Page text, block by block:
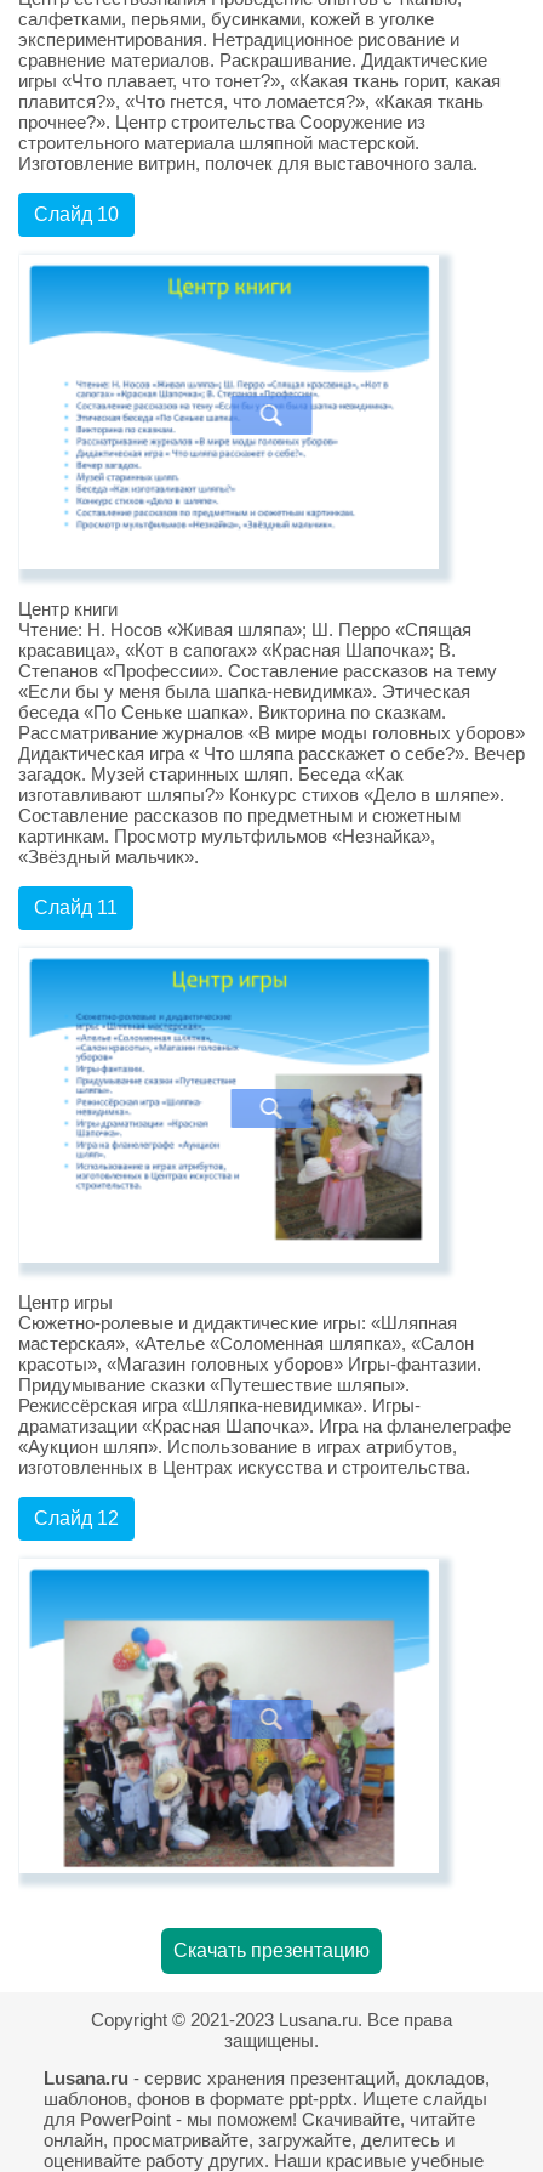
салфетками, перьями, бусинками, кожей в уголке
экспериментирования. Нетрадиционное рисование и
сравнение материалов. Раскрашивание. Дидактические
игры «Что плавает, что тонет?», «Какая ткань горит, какая
плавится?», «Что гнется, что ломается?», «Какая ткань
прочнее?». Центр строительства Сооружение из
строительного материала шляпной мастерской.
Изготовление витрин, полочек для выставочного зала.
Слайд 10
Центр книги
Чтение: Н. Носов «Живая шляпа»; Ш. Перро «Спящая
красавица», «Кот в сапогах» «Красная Шапочка»; В.
Степанов «Профессии». Составление рассказов на тему
«Если бы у меня была шапка-невидимка». Этическая
беседа «По Сеньке шапка». Викторина по сказкам.
Рассматривание журналов «В мире моды головных уборов»
Дидактическая игра « Что шляпа расскажет о себе?». Вечер
загадок. Музей старинных шляп. Беседа «Как
изготавливают шляпы?» Конкурс стихов «Дело в шляпе».
Составление рассказов по предметным и сюжетным
картинкам. Просмотр мультфильмов «Незнайка»,
«Звёздный мальчик».
Слайд 11
Центр игры
Сюжетно-ролевые и дидактические игры: «Шляпная
мастерская», «Ателье «Соломенная шляпка», «Салон
красоты», «Магазин головных уборов» Игры-фантазии.
Придумывание сказки «Путешествие шляпы».
Режиссёрская игра «Шляпка-невидимка». Игры-
драматизации «Красная Шапочка». Игра на фланелеграфе
«Аукцион шляп». Использование в играх атрибутов,
изготовленных в Центрах искусства и строительства.
Слайд 12
Скачать презентацию
Copyright © 2021-2023 Lusana.ru. Все права
защищены.
Lusana.ru - сервис хранения презентаций, докладов,
шаблонов, фонов в формате ppt-pptx. Ищете слайды
для PowerPoint - мы поможем! Скачивайте, читайте
онлайн, просматривайте, загружайте, делитесь и
оценивайте работу других. Наши красивые учебные